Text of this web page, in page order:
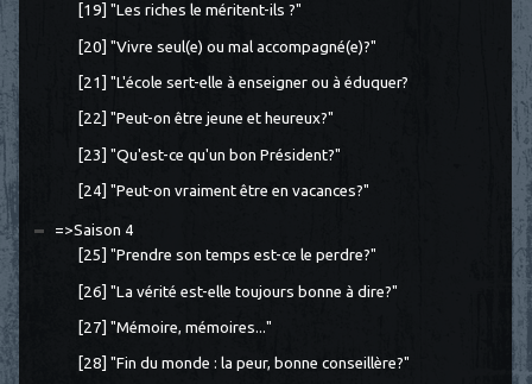
[19] "Les riches le méritent-ils ?"
[20] "Vivre seul(e) ou mal accompagné(e)?"
[21] "L'école sert-elle à enseigner ou à éduquer?
[22] "Peut-on être jeune et heureux?"
[23] "Qu'est-ce qu'un bon Président?"
[24] "Peut-on vraiment être en vacances?"
=>Saison 4
[25] "Prendre son temps est-ce le perdre?"
[26] "La vérité est-elle toujours bonne à dire?"
[27] "Mémoire, mémoires..."
[28] "Fin du monde : la peur, bonne conseillère?"